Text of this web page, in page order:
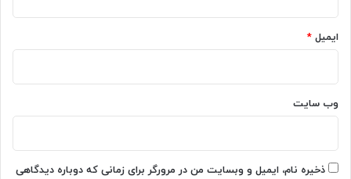
ب
ا
ک
ف
ی
ت
ا
ز
ت
خ
ب
ب
ا
د
ب
ایمیل *
وب‌ سایت
ذخیره نام، ایمیل و وبسایت من در مرورگر برای زمانی که دوباره دیدگاهی